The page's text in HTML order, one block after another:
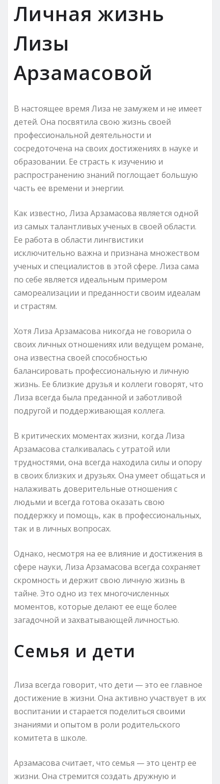
Личная жизнь
Лизы
Арзамасовой
В настоящее время Лиза не замужем и не имеет
детей. Она посвятила свою жизнь своей
профессиональной деятельности и
сосредоточена на своих достижениях в науке и
образовании. Ее страсть к изучению и
распространению знаний поглощает большую
часть ее времени и энергии.
Как известно, Лиза Арзамасова является одной
из самых талантливых ученых в своей области.
Ее работа в области лингвистики
исключительно важна и признана множеством
ученых и специалистов в этой сфере. Лиза сама
по себе является идеальным примером
самореализации и преданности своим идеалам
и страстям.
Хотя Лиза Арзамасова никогда не говорила о
своих личных отношениях или ведущем романе,
она известна своей способностью
балансировать профессиональную и личную
жизнь. Ее близкие друзья и коллеги говорят, что
Лиза всегда была преданной и заботливой
подругой и поддерживающая коллега.
В критических моментах жизни, когда Лиза
Арзамасова сталкивалась с утратой или
трудностями, она всегда находила силы и опору
в своих близких и друзьях. Она умеет общаться и
налаживать доверительные отношения с
людьми и всегда готова оказать свою
поддержку и помощь, как в профессиональных,
так и в личных вопросах.
Однако, несмотря на ее влияние и достижения в
сфере науки, Лиза Арзамасова всегда сохраняет
скромность и держит свою личную жизнь в
тайне. Это одно из тех многочисленных
моментов, которые делают ее еще более
загадочной и захватывающей личностью.
Семья и дети
Лиза всегда говорит, что дети — это ее главное
достижение в жизни. Она активно участвует в их
воспитании и старается поделиться своими
знаниями и опытом в роли родительского
комитета в школе.
Арзамасова считает, что семья — это центр ее
жизни. Она стремится создать дружную и